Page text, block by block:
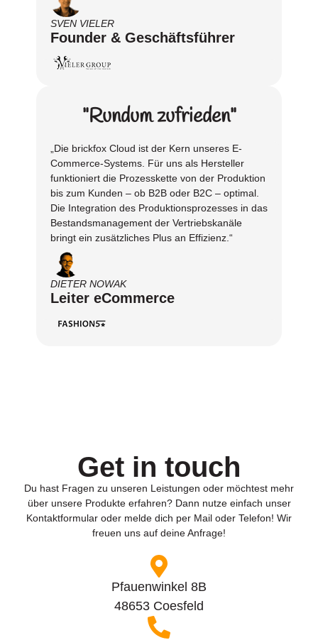
SVEN VIELER
Founder & Geschäftsführer
"Rundum zufrieden"
„Die brickfox Cloud ist der Kern unseres E-
Commerce-Systems. Für uns als Hersteller
funktioniert die Prozesskette von der Produktion
bis zum Kunden – ob B2B oder B2C – optimal.
Die Integration des Produktionsprozesses in das
Bestandsmanagement der Vertriebskanäle
bringt ein zusätzliches Plus an Effizienz.“
DIETER NOWAK
Leiter eCommerce
Get in touch
Du hast Fragen zu unseren Leistungen oder möchtest mehr
über unsere Produkte erfahren? Dann nutze einfach unser
Kontaktformular oder melde dich per Mail oder Telefon! Wir
freuen uns auf deine Anfrage!
Pfauenwinkel 8B
48653 Coesfeld